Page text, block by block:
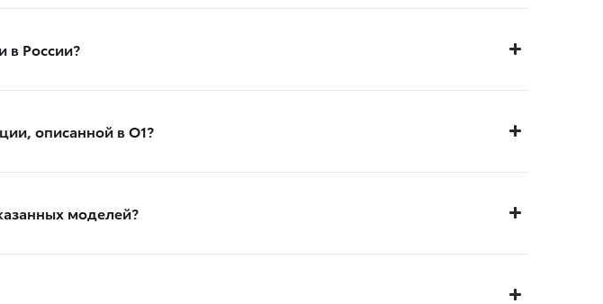
в России?
описанной в О1?
моделей?